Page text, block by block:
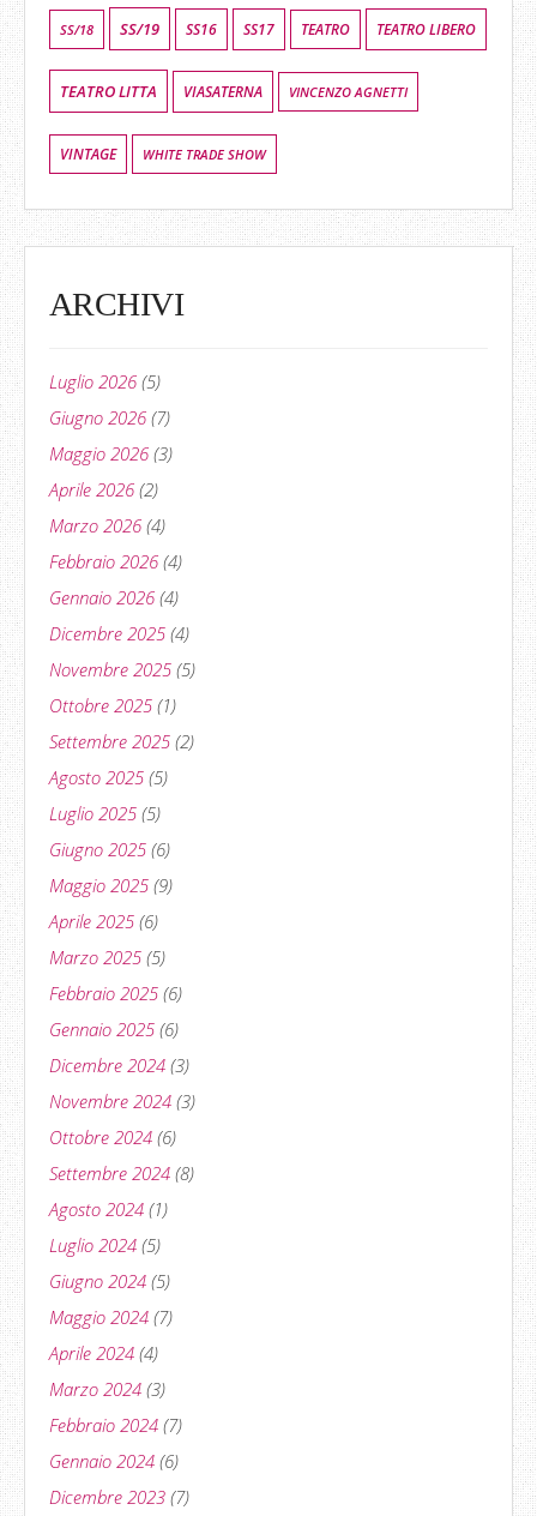
SS/18 SS/19 SS16 SS17 TEATRO TEATRO LIBERO
TEATRO LITTA VIASATERNA VINCENZO AGNETTI
VINTAGE WHITE TRADE SHOW
ARCHIVI
Luglio 2026 (5)
Giugno 2026 (7)
Maggio 2026 (3)
Aprile 2026 (2)
Marzo 2026 (4)
Febbraio 2026 (4)
Gennaio 2026 (4)
Dicembre 2025 (4)
Novembre 2025 (5)
Ottobre 2025 (1)
Settembre 2025 (2)
Agosto 2025 (5)
Luglio 2025 (5)
Giugno 2025 (6)
Maggio 2025 (9)
Aprile 2025 (6)
Marzo 2025 (5)
Febbraio 2025 (6)
Gennaio 2025 (6)
Dicembre 2024 (3)
Novembre 2024 (3)
Ottobre 2024 (6)
Settembre 2024 (8)
Agosto 2024 (1)
Luglio 2024 (5)
Giugno 2024 (5)
Maggio 2024 (7)
Aprile 2024 (4)
Marzo 2024 (3)
Febbraio 2024 (7)
Gennaio 2024 (6)
Dicembre 2023 (7)